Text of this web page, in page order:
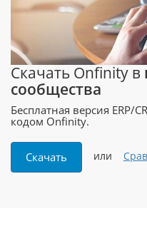
Скачать Onfinity в
сообщества
Бесплатная версия ERP/
кодом Onfinity.
Скачать или